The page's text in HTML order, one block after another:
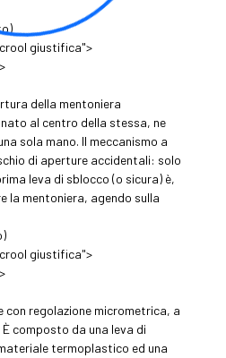
giustifica">
della mentoniera
al centro della stessa, ne
sola mano. Il meccanismo a
di aperture accidentali: solo
leva di sblocco (o sicura) è,
la mentoniera, agendo sulla
giustifica">
con regolazione micrometrica, a
composto da una leva di
termoplastico ed una